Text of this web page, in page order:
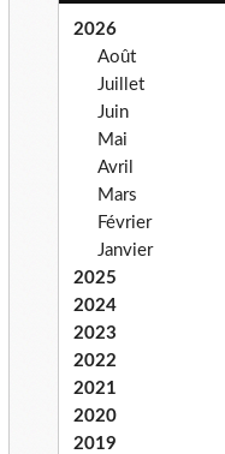
2026
Août
Juillet
Juin
Mai
Avril
Mars
Février
Janvier
2025
2024
2023
2022
2021
2020
2019